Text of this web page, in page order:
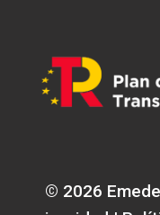
© 2026